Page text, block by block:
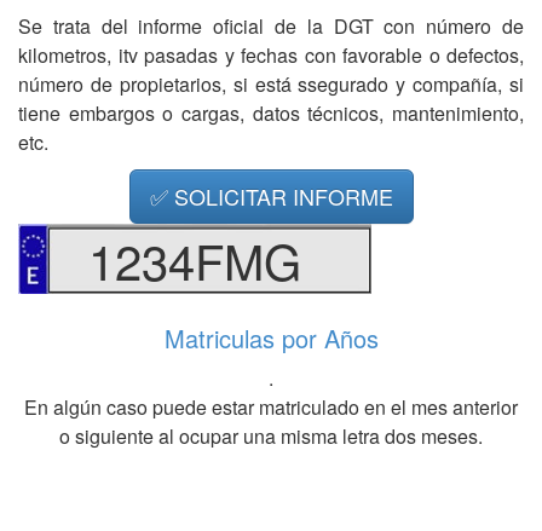
Se trata del informe oficial de la DGT con número de
kilometros, itv pasadas y fechas con favorable o defectos,
número de propietarios, si está ssegurado y compañía, si
tiene embargos o cargas, datos técnicos, mantenimiento,
etc.
✅ SOLICITAR INFORME
1234FMG
Matriculas por Años
.
En algún caso puede estar matriculado en el mes anterior
o siguiente al ocupar una misma letra dos meses.